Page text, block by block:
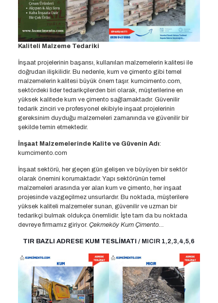
Kaliteli Malzeme Tedariki
İnşaat projelerinin başarısı, kullanılan malzemelerin kalitesi ile
doğrudan ilişkilidir. Bu nedenle, kum ve çimento gibi temel
malzemelerin kalitesi büyük önem taşır. kumcimento.com,
sektördeki lider tedarikçilerden biri olarak, müşterilerine en
yüksek kalitede kum ve çimento sağlamaktadır. Güvenilir
tedarik zinciri ve profesyonel ekibiyle inşaat projelerinin
gereksinim duyduğu malzemeleri zamanında ve güvenilir bir
şekilde temin etmektedir.
İnşaat Malzemelerinde Kalite ve Güvenin Adı:
kumcimento.com
İnşaat sektörü, her geçen gün gelişen ve büyüyen bir sektör
olarak önemini korumaktadır. Yapı sektörünün temel
malzemeleri arasında yer alan kum ve çimento, her inşaat
projesinde vazgeçilmez unsurlardır. Bu noktada, müşterilere
yüksek kaliteli malzemeler sunan, güvenilir ve uzman bir
tedarikçi bulmak oldukça önemlidir. İşte tam da bu noktada
devreye firmamız giriyor. Çekmeköy Kum Çimento…
TIR BAZLI ADRESE KUM TESLİMATI / MICIR 1,2,3,4,5,6